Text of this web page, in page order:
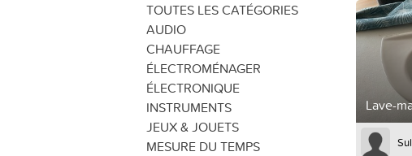
TOUTES LES CATÉGORIES
AUDIO
CHAUFFAGE
ÉLECTROMÉNAGER
ÉLECTRONIQUE
INSTRUMENTS
JEUX & JOUETS
MESURE DU TEMPS
Lave-